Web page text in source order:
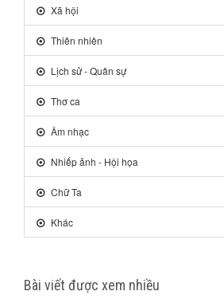
Xã hội
Thiên nhiên
Lịch sử - Quân sự
Thơ ca
Âm nhạc
Nhiếp ảnh - Hội họa
Chữ Ta
Khác
Bài viết được xem nhiều